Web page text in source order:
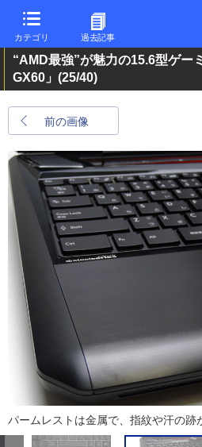
カテゴリ 過去記事
“AMD最強”が魅力の15.6型ゲー
GX60」 (25/40)
前の画像
パームレストは金属で、指紋や汗の跡